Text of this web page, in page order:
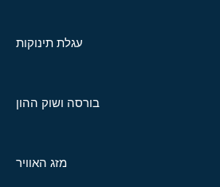
עגלת תינוקות
בורסה ושוק ההון
מזג האוויר